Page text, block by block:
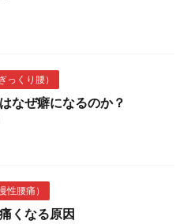
っくり腰）
なぜ癖になるのか？
性腰痛）
くなる原因